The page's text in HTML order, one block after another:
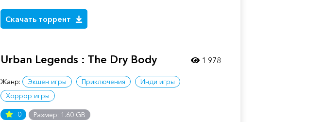
Скачать торрент
Urban Legends : The Dry Body
Жанр: Экшен игры Приключения
Инди игры
Хоррор игры
0 Размер: 1.60 GB
1 978